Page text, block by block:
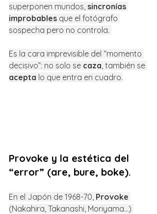
superponen mundos, sincronías
improbables que el fotógrafo
sospecha pero no controla.
Es la cara imprevisible del “momento
decisivo”: no solo se caza , también se
acepta lo que entra en cuadro.
Provoke y la estética del
“error” (are, bure, boke).
En el Japón de 1968-70, Provoke
(Nakahira, Takanashi, Moriyama…)